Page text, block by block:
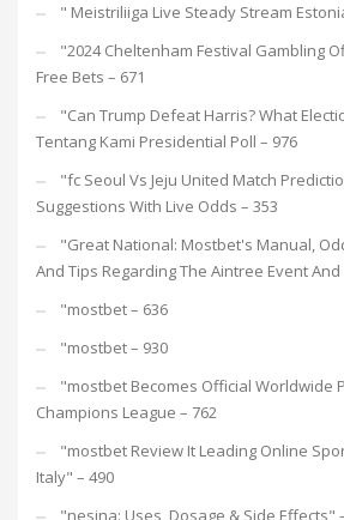
"️ Meistriliiga Live Steady Stream
"2024 Cheltenham Festival Gambling
Free Bets – 671
"Can Trump Defeat Harris? What
Tentang Kami Presidential Poll – 976
"fc Seoul Vs Jeju United Match
Suggestions With Live Odds – 353
"Great National: Mostbet's Manual,
And Tips Regarding The Aintree Event
"mostbet – 636
"mostbet – 930
"mostbet Becomes Official Worldwide
Champions League – 762
"mostbet Review It Leading Online
Italy" – 490
"nesina: Uses, Dosage & Side Effects"